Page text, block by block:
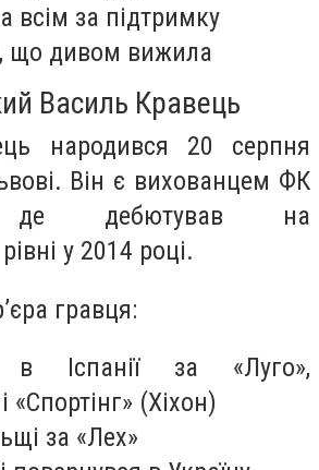
всім за підтримку
що дивом вижила
Василь Кравець
народився 20 серпня
Він є вихованцем ФК
де дебютував на
у 2014 році.
гравця:
в Іспанії за «Луго»,
«Спортінг» (Хіхон)
за «Лех»